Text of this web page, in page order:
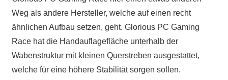
Weg als andere Hersteller, welche auf einen recht
ähnlichen Aufbau setzen, geht. Glorious PC Gaming
Race hat die Handauflagefläche unterhalb der
Wabenstruktur mit kleinen Querstreben ausgestattet,
welche für eine höhere Stabilität sorgen sollen.